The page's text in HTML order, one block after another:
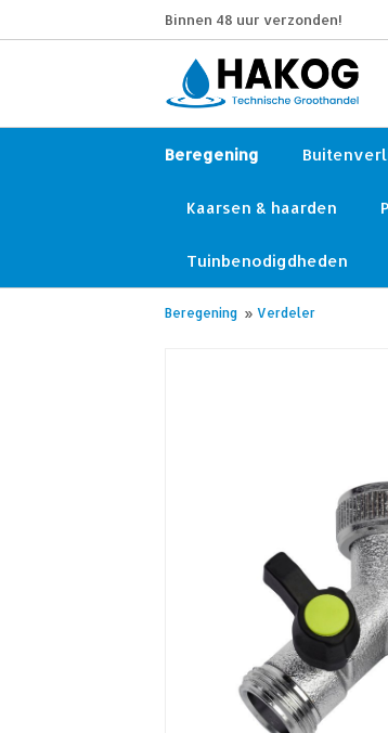
Binnen 48 uur verzonden!
Beregening
Kaarsen & haarden
Tuinbenodigdheden
Beregening » Verdeler